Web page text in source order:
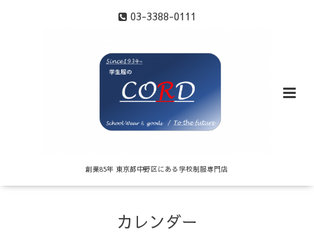
03-3388-0111
創業85年 東京都中野区にある学校制服専門店
カレンダー